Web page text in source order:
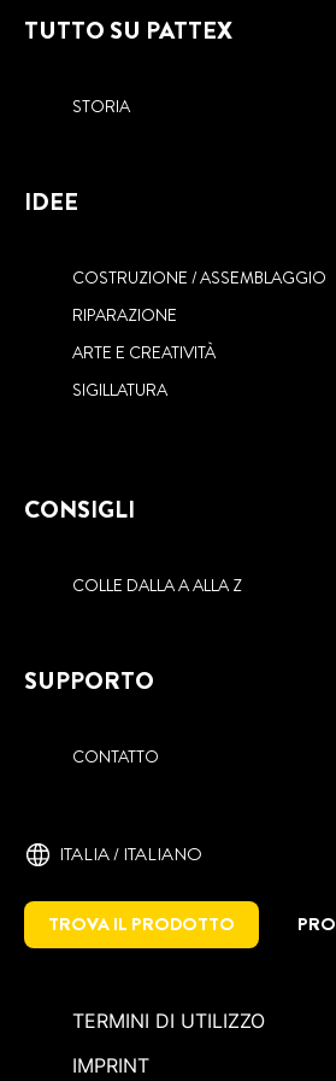
TUTTO SU PATTEX
STORIA
IDEE
COSTRUZIONE / ASSEMBLAGGIO
RIPARAZIONE
ARTE E CREATIVITÀ
SIGILLATURA
CONSIGLI
COLLE DALLA A ALLA Z
SUPPORTO
CONTATTO
ITALIA / ITALIANO
TROVA IL PRODOTTO PRO
TERMINI DI UTILIZZO
IMPRINT